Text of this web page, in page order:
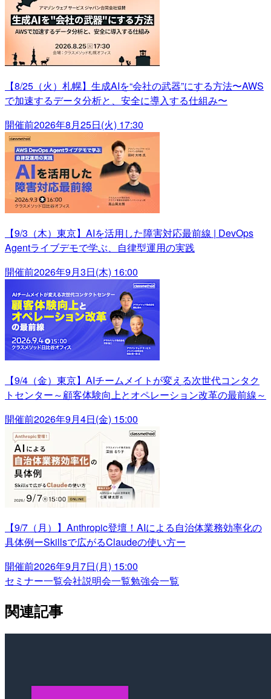
【8/25（火）札幌】生成AIを“会社の武器”にする方法〜AWS
で加速するデータ分析と、安全に導入する仕組み〜
開催前2026年8月25日(火) 17:30
【9/3（木）東京】AIを活用した障害対応最前線 | DevOps
Agentライブデモで学ぶ、自律型運用の実践
開催前2026年9月3日(木) 16:00
【9/4（金）東京】AIチームメイトが変える次世代コンタク
トセンター～顧客体験向上とオペレーション改革の最前線～
開催前2026年9月4日(金) 15:00
【9/7（月）】Anthropic登壇！AIによる自治体業務効率化の
具体例ーSkillsで広がるClaudeの使い方ー
開催前2026年9月7日(月) 15:00
セミナー一覧会社説明会一覧勉強会一覧
関連記事